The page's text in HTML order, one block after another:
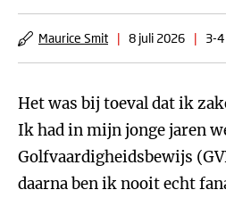
Maurice Smit | 8 juli 2026 | 3-
Het was bij toeval dat ik
Ik had in mijn jonge jaren
Golfvaardigheidsbewijs
daarna ben ik nooit echt